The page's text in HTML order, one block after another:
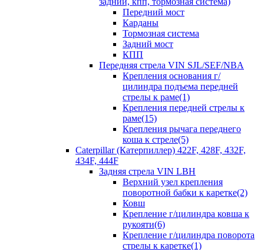
Передний мост
Карданы
Тормозная система
Задний мост
КПП
Передняя стрела VIN SJL/SEF/NBA
Крепления основания г/
цилиндра подъема передней
стрелы к раме(1)
Крепления передней стрелы к
раме(15)
Крепления рычага переднего
коша к стреле(5)
Caterpillar (Катерпиллер) 422F, 428F, 432F,
434F, 444F
Задняя стрела VIN LBH
Верхний узел крепления
поворотной бабки к каретке(2)
Ковш
Крепление г/цилиндра ковша к
рукояти(6)
Крепление г/цилиндра поворота
стрелы к каретке(1)